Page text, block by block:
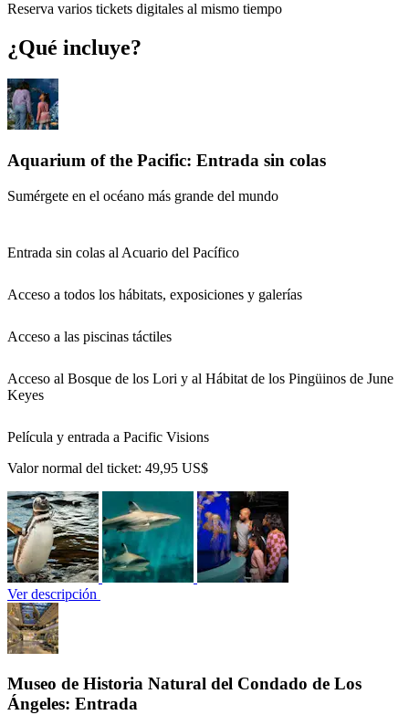
Reserva varios tickets digitales al mismo tiempo
¿Qué incluye?
Aquarium of the Pacific: Entrada sin colas
Sumérgete en el océano más grande del mundo
Entrada sin colas al Acuario del Pacífico
Acceso a todos los hábitats, exposiciones y galerías
Acceso a las piscinas táctiles
Acceso al Bosque de los Lori y al Hábitat de los Pingüinos de June
Keyes
Película y entrada a Pacific Visions
Valor normal del ticket: 49,95 US$
Ver descripción
Museo de Historia Natural del Condado de Los
Ángeles: Entrada